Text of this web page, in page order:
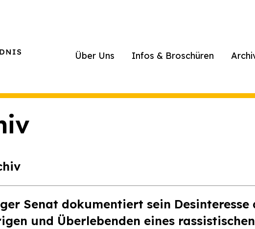
Über Uns Infos & Broschüren
Senat dokumentiert sein Desinteresse
und Überlebenden eines